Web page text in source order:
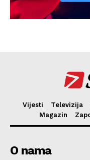
Vijesti Televizija
Magazin
O nama